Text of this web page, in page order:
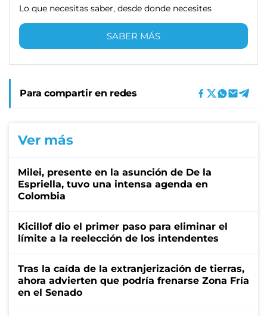
Lo que necesitas saber, desde donde necesites
SABER MÁS
Para compartir en redes
Ver más
Milei, presente en la asunción de De la
Espriella, tuvo una intensa agenda en
Colombia
Kicillof dio el primer paso para eliminar el
límite a la reelección de los intendentes
Tras la caída de la extranjerización de tierras,
ahora advierten que podría frenarse Zona Fría
en el Senado